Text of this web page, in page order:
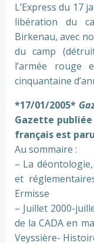
L’Express du 17
libération du
Birkenau, avec
du camp
l’armée rouge
cinquantaine
*17/01/2005*
Gazette
français est
Au sommaire :
– La
et
Ermisse
– Juillet 2000-
de la CADA en
Veyssière-